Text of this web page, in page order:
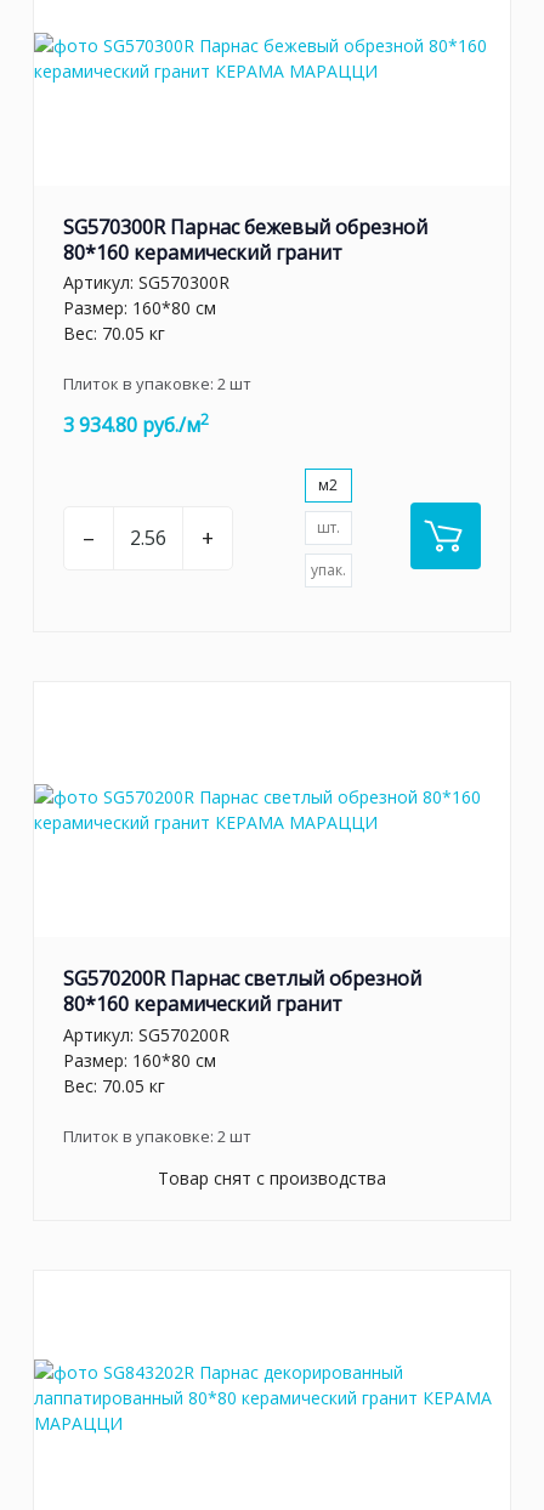
SG570300R Парнас бежевый обрезной
80*160 керамический гранит
Артикул: SG570300R
Размер: 160*80 см
Вес: 70.05 кг
Плиток в упаковке: 2шт
3 934.80 руб./м2
– +
м2
шт.
упак.
SG570200R Парнас светлый обрезной
80*160 керамический гранит
Артикул: SG570200R
Размер: 160*80 см
Вес: 70.05 кг
Плиток в упаковке: 2шт
Товар снят с производства